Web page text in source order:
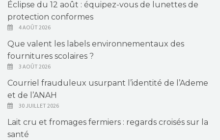
Éclipse du 12 août : équipez-vous de lunettes de
protection conformes
4 AOÛT 2026
Que valent les labels environnementaux des
fournitures scolaires ?
3 AOÛT 2026
Courriel frauduleux usurpant l’identité de l’Ademe
et de l’ANAH
30 JUILLET 2026
Lait cru et fromages fermiers : regards croisés sur la
santé